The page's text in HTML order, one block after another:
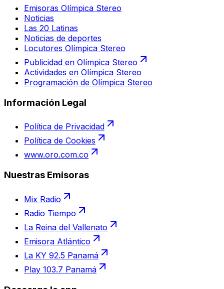
Emisoras Olímpica Stereo
Noticias
Las 20 Latinas
Noticias de deportes
Locutores Olímpica Stereo
Publicidad en Olímpica Stereo
Actividades en Olímpica Stereo
Programación de Olímpica Stereo
Información Legal
Política de Privacidad
Política de Cookies
www.oro.com.co
Nuestras Emisoras
Mix Radio
Radio Tiempo
La Reina del Vallenato
Emisora Atlántico
La KY 92.5 Panamá
Play 103.7 Panamá